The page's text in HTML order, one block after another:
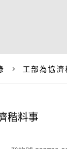
工部為協濟
稭料事